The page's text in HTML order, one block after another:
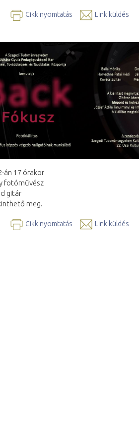
Cikk nyomtatás Link küldés
án 17 órakor
fotóművész
gitár
meg.
Cikk nyomtatás Link küldés